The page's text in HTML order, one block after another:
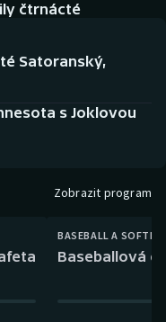
čtrnácté
Satoranský,
s Joklovou
Zobrazit program
BASEBALL A
Baseballová